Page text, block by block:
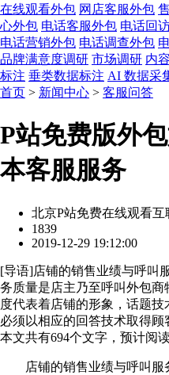
在线观看外包 网店客服外包
心外包 电话客服外包 电话回
电话营销外包 电话调查外包
品牌满意度调研 市场调研 内
标注 垂类数据标注 AI 数据采
首页 > 新闻中心 > 客服问答
P站免费版外
本客服服务
北京P站免费在线观看互
1839
2019-12-29 19:12:00
[导语]店铺的销售业绩与呼叫
务质量是店主乃至呼叫外包
度代表着店铺的形象，话题
必须以相应的回答技术取得顾
本文共有694个文字，预计阅
店铺的销售业绩与呼叫服